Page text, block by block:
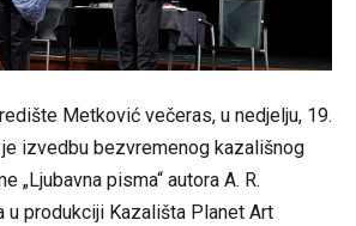
Metković večeras, u nedjelju, 19.
izvedbu bezvremenog kazališnog
„Ljubavna pisma“ autora A. R.
u produkciji Kazališta Planet Art